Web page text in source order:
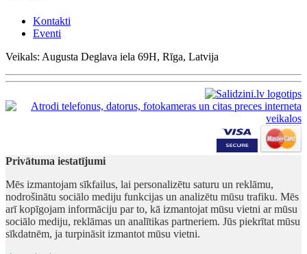
Kontakti
Eventi
Veikals: Augusta Deglava iela 69H, Rīga, Latvija
Privātuma iestatījumi
Mēs izmantojam sīkfailus, lai personalizētu saturu un reklāmu,
nodrošinātu sociālo mediju funkcijas un analizētu mūsu trafiku. Mēs
arī kopīgojam informāciju par to, kā izmantojat mūsu vietni ar mūsu
sociālo mediju, reklāmas un analītikas partneriem. Jūs piekrītat mūsu
sīkdatnēm, ja turpināsit izmantot mūsu vietni.